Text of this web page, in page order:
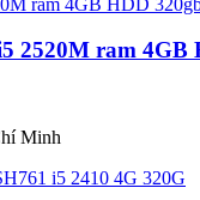
2520M ram 4GB
Minh